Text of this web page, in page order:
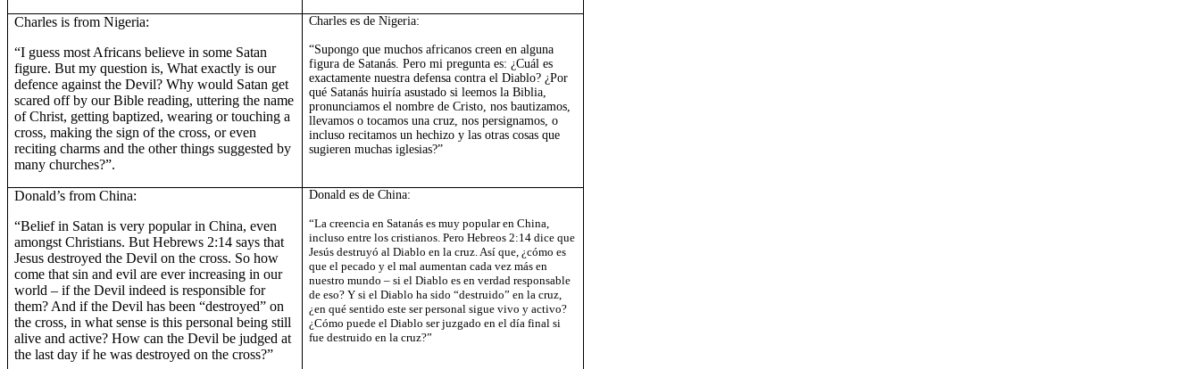
Charles is from Nigeria:
“I guess most Africans believe in some Satan
figure. But my question is, What exactly is our
defence against the Devil? Why would Satan get
scared off by our Bible reading, uttering the name
of Christ, getting baptized, wearing or touching a
cross, making the sign of the cross, or even
reciting charms and the other things suggested by
many churches?”.
Charles es de Nigeria:
“Supongo que muchos africanos creen en alguna
figura de Satanás. Pero mi pregunta es: ¿Cuál es
exactamente nuestra defensa contra el Diablo? ¿Por
qué Satanás huiría asustado si leemos la Biblia,
pronunciamos el nombre de Cristo, nos bautizamos,
llevamos o tocamos una cruz, nos persignamos, o
incluso recitamos un hechizo y las otras cosas que
sugieren muchas iglesias?”
Donald’s from China:
“Belief in Satan is very popular in China, even
amongst Christians. But Hebrews 2:14 says that
Jesus destroyed the Devil on the cross. So how
come that sin and evil are ever increasing in our
world – if the Devil indeed is responsible for
them? And if the Devil has been “destroyed” on
the cross, in what sense is this personal being still
alive and active? How can the Devil be judged at
the last day if he was destroyed on the cross?”
Donald es de China:
“La creencia en Satanás es muy popular en China,
incluso entre los cristianos. Pero Hebreos 2:14 dice que
Jesús destruyó al Diablo en la cruz. Así que, ¿cómo es
que el pecado y el mal aumentan cada vez más en
nuestro mundo – si el Diablo es en verdad responsable
de eso? Y si el Diablo ha sido “destruido” en la cruz,
¿en qué sentido este ser personal sigue vivo y activo?
¿Cómo puede el Diablo ser juzgado en el día final si
fue destruido en la cruz?”